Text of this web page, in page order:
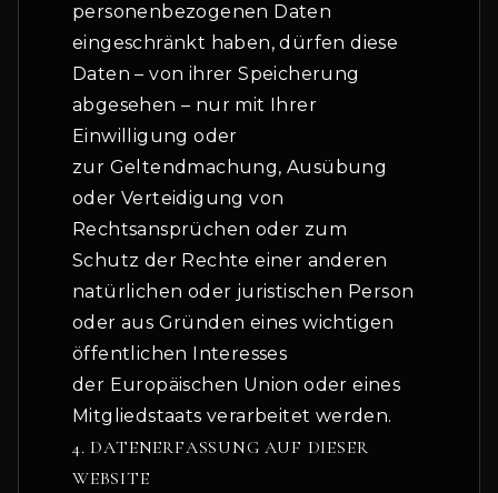
personenbezogenen Daten
eingeschränkt haben, dürfen diese
Daten – von ihrer Speicherung
abgesehen – nur mit Ihrer
Einwilligung oder
zur Geltendmachung, Ausübung
oder Verteidigung von
Rechtsansprüchen oder zum
Schutz der Rechte einer anderen
natürlichen oder juristischen Person
oder aus Gründen eines wichtigen
öffentlichen Interesses
der Europäischen Union oder eines
Mitgliedstaats verarbeitet werden.
4. DATENERFASSUNG AUF DIESER
WEBSITE